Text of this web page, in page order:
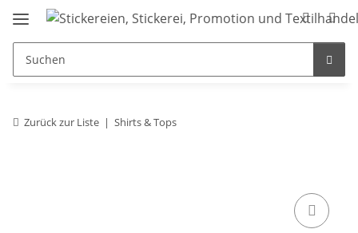
Zurück zur Liste Shirts & Tops